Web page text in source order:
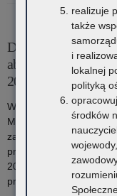
Dofinansowanie
absolwenckiej w
2026
W związku z zawarciem
Małopolskim a
zadania związanego z
praktyki, o którym
2009 r. o praktykach
przekazuję poniżej
realizuje
także
i
lokalnej
polityką
środków